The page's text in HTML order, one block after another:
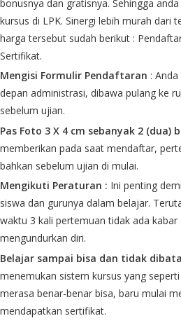
bonusnya dan gratisnya. Sehingga
kursus di LPK. Sinergi lebih murah dari
harga tersebut sudah berikut :
Sertifikat.
Mengisi Formulir Pendaftaran :
depan administrasi, dibawa pulang ke
sebelum ujian.
Pas Foto 3 X 4 cm sebanyak 2 (dua)
memberikan pada saat mendaftar,
bahkan sebelum ujian di mulai.
Mengikuti Peraturan : Ini penting
siswa dan gurunya dalam belajar.
waktu 3 kali pertemuan tidak ada kabar
mengundurkan diri.
Belajar sampai bisa dan tidak
menemukan sistem kursus yang
merasa benar-benar bisa, baru mulai
mendapatkan sertifikat.